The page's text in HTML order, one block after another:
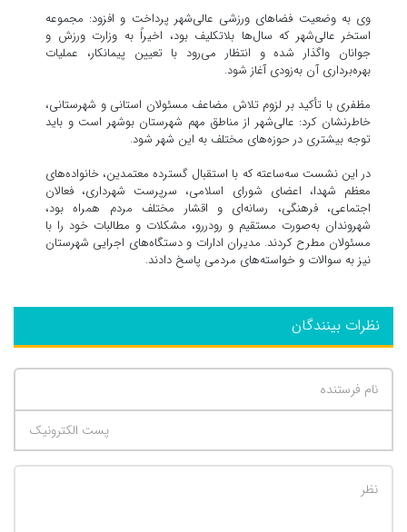
وی به وضعیت فضاهای ورزشی عالی‌شهر پرداخت و افزود: مجموعه
استخر عالی‌شهر که سال‌ها بلاتکلیف بود، اخیراً به وزارت ورزش و
جوانان واگذار شده و انتظار می‌رود با تعیین پیمانکار، عملیات
بهره‌برداری آن به‌زودی آغاز شود.
مظفری با تأکید بر لزوم تلاش مضاعف مسئولان استانی و شهرستانی،
خاطرنشان کرد: عالی‌شهر از مناطق مهم شهرستان بوشهر است و باید
توجه بیشتری در حوزه‌های مختلف به این شهر شود.
در این نشست سه‌ساعته که با استقبال گسترده معتمدین، خانواده‌های
معظم شهدا، اعضای شورای اسلامی، سرپرست شهرداری، فعالان
اجتماعی، فرهنگی، رسانه‌ای و اقشار مختلف مردم همراه بود،
شهروندان به‌صورت مستقیم و رودررو، مشکلات و مطالبات خود را با
مسئولان مطرح کردند. مدیران ادارات و دستگاه‌های اجرایی شهرستان
نیز به سوالات و خواسته‌های مردمی پاسخ دادند.
نظرات بینندگان